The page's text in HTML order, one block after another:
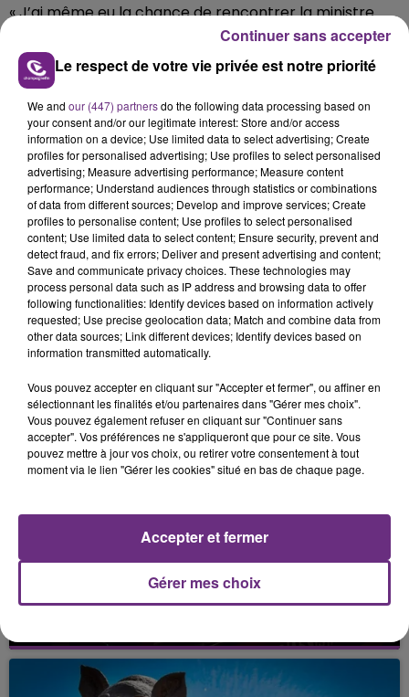
« J’ai même eu la chance de rencontrer la ministre
des Sports, la semaine passée. On a d’ailleurs lancé
une pétition pour adapter les sports et l’événementiel
au respect de la nature ».
Le soir, Nicolas dort chez l’habitant ou dans une pièce
mise à disposition par la mairie ou les pompiers.
« Ça offre toujours de belle rencontres. J’en profite
pour expliquer mon combat ».
Après avoir participé aux animations du Téléthon à
Bogny-sur-Meuse, il repartira demain matin vers
Signy-le-Petit.
Il bouclera son périple chez lui, à Valenciennes, le 11
décembre.
FIL D'ACTU
UN FEU DE REMORQUE BLOQUE LA
Un feu de remorque s'est déclaré ce mercredi en
fin de matinée sur l'A34.
Le respect de votre vie privée est notre priorité
We and our (447) partnersdo the following data processing based on
your consent and/or our legitimate interest: Store and/or access
information on a device; Use limited data to select advertising; Create
profiles for personalised advertising; Use profiles to select personalised
advertising; Measure advertising performance; Measure content
performance; Understand audiences through statistics or combinations
of data from different sources; Develop and improve services; Create
profiles to personalise content; Use profiles to select personalised
content; Use limited data to select content; Ensure security, prevent and
detect fraud, and fix errors; Deliver and present advertising and content;
Save and communicate privacy choices. These technologies may
process personal data such as IP address and browsing data to offer
following functionalities: Identify devices based on information actively
requested; Use precise geolocation data; Match and combine data from
other data sources; Link different devices; Identify devices based on
information transmitted automatically.
Vous pouvez accepter en cliquant sur "Accepter et fermer", ou affiner en
sélectionnant les finalités et/ou partenaires dans "Gérer mes choix".
Vous pouvez également refuser en cliquant sur "Continuer sans
accepter". Vos préférences ne s'appliqueront que pour ce site. Vous
pouvez mettre à jour vos choix, ou retirer votre consentement à tout
moment via le lien "Gérer les cookies" situé en bas de chaque page.
Gérer mes choix
Accepter et fermer
Continuer sans accepter